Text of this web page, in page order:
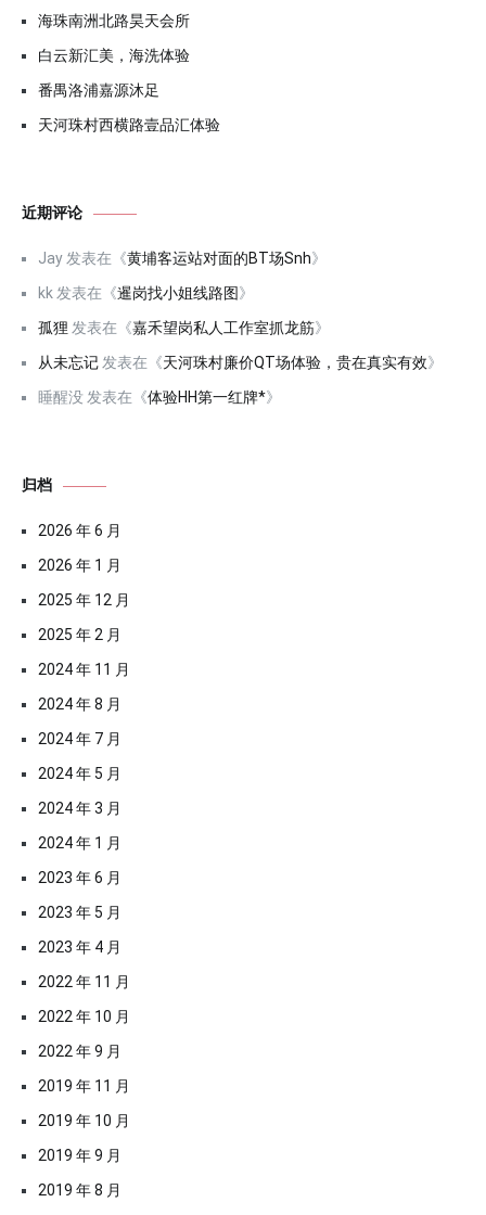
海珠南洲北路昊天会所
白云新汇美，海洗体验
番禺洛浦嘉源沐足
天河珠村西横路壹品汇体验
近期评论
Jay 发表在《黄埔客运站对面的BT场Snh》
kk 发表在《暹岗找小姐线路图》
孤狸 发表在《嘉禾望岗私人工作室抓龙筋》
从未忘记 发表在《天河珠村廉价QT场体验，贵在真实有效》
睡醒没 发表在《体验HH第一红牌*》
归档
2026 年 6 月
2026 年 1 月
2025 年 12 月
2025 年 2 月
2024 年 11 月
2024 年 8 月
2024 年 7 月
2024 年 5 月
2024 年 3 月
2024 年 1 月
2023 年 6 月
2023 年 5 月
2023 年 4 月
2022 年 11 月
2022 年 10 月
2022 年 9 月
2019 年 11 月
2019 年 10 月
2019 年 9 月
2019 年 8 月